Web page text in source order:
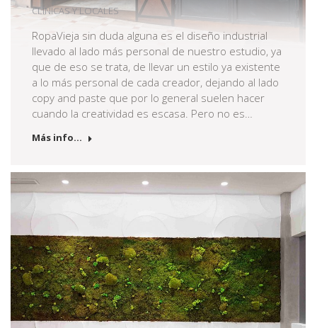
CLÍNICAS Y LOCALES
RopaVieja sin duda alguna es el diseño industrial
llevado al lado más personal de nuestro estudio, ya
que de eso se trata, de llevar un estilo ya existente
a lo más personal de cada creador, dejando al lado
copy and paste que por lo general suelen hacer
cuando la creatividad es escasa. Pero no es…
Más info...